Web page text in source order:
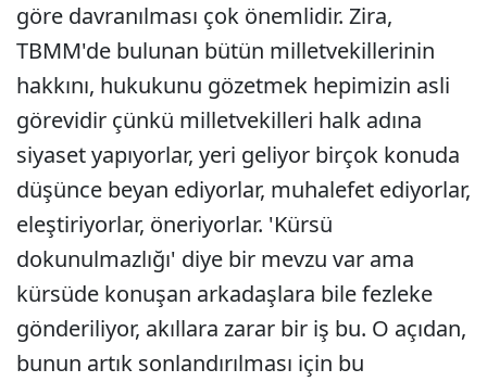
göre davranılması çok önemlidir. Zira,
TBMM'de bulunan bütün milletvekillerinin
hakkını, hukukunu gözetmek hepimizin asli
görevidir çünkü milletvekilleri halk adına
siyaset yapıyorlar, yeri geliyor birçok konuda
düşünce beyan ediyorlar, muhalefet ediyorlar,
eleştiriyorlar, öneriyorlar. 'Kürsü
dokunulmazlığı' diye bir mevzu var ama
kürsüde konuşan arkadaşlara bile fezleke
gönderiliyor, akıllara zarar bir iş bu. O açıdan,
bunun artık sonlandırılması için bu